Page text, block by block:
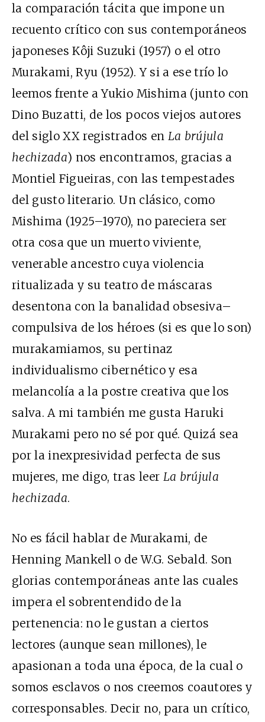
la comparación tácita que impone un
recuento crítico con sus contemporáneos
japoneses Kôji Suzuki (1957) o el otro
Murakami, Ryu (1952). Y si a ese trío lo
leemos frente a Yukio Mishima (junto con
Dino Buzatti, de los pocos viejos autores
del siglo XX registrados en La brújula
hechizada) nos encontramos, gracias a
Montiel Figueiras, con las tempestades
del gusto literario. Un clásico, como
Mishima (1925–1970), no pareciera ser
otra cosa que un muerto viviente,
venerable ancestro cuya violencia
ritualizada y su teatro de máscaras
desentona con la banalidad obsesiva–
compulsiva de los héroes (si es que lo son)
murakamiamos, su pertinaz
individualismo cibernético y esa
melancolía a la postre creativa que los
salva. A mi también me gusta Haruki
Murakami pero no sé por qué. Quizá sea
por la inexpresividad perfecta de sus
mujeres, me digo, tras leer La brújula
hechizada.
No es fácil hablar de Murakami, de
Henning Mankell o de W.G. Sebald. Son
glorias contemporáneas ante las cuales
impera el sobrentendido de la
pertenencia: no le gustan a ciertos
lectores (aunque sean millones), le
apasionan a toda una época, de la cual o
somos esclavos o nos creemos coautores y
corresponsables. Decir no, para un crítico,